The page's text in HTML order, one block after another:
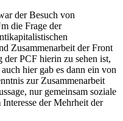
der Besuch von
die Frage der
Zusammenarbeit der Front
PCF hierin zu sehen ist,
hier gab es dann ein von
zur Zusammenarbeit
nur gemeinsam soziale
der Mehrheit der